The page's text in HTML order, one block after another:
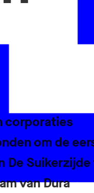
corporaties
om de
De
van Dura